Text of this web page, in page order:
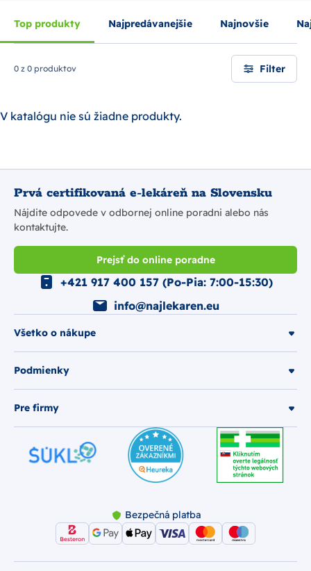
Top produkty Najpredávanejšie Najnovšie
0 z 0 produktov Filter
V katalógu nie sú žiadne produkty.
Prvá certifikovaná e-lekáreň na Slovensku
Nájdite odpovede v odbornej online poradni alebo nás
kontaktujte.
Prejsť do online poradne
Všetko o nákupe
Podmienky
Pre firmy
+421 917 400 157 (Po-Pia: 7:00-15:30)
info@najlekaren.eu
Bezpečná platba